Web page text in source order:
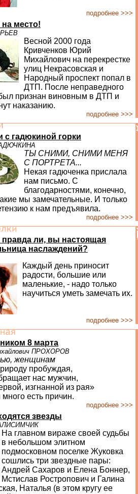
подробнее >>>
место!
Весной 2000 года
Кривченков Юрий
Михайлович на перекрестке
улиц Некрасовская и
Народный проспект попал в
ДТП. После неправедного
признан виновным в ДТП и
наказанию.
подробнее >>>
с гадюкиной горки
ТЫ СНИМИ, СНИМИ МЕНЯ
С ПОРТРЕТА...
Некая гадюченка прислала
нам письмо. С
благодарностями, конечно,
мы замечательные. И только
к нам предъявила.
подробнее >>>
правда ли, вы настоящая
наслаждений?
Каждый день приносит
радости, большие или
маленькие, - надо только
научиться уметь замечать их.
подробнее >>>
8 марта
ПРОХОРОВ
женщинам
пробуждая,
нас мужчин,
изгнанной из рая»
есть причин.
подробнее >>>
звезды
На главном вираже своей судьбы
в небольшом элитном
подмосковном поселке Жуковка
сошлись три звездные пары:
Андрей Сахаров и Елена Боннер,
Мстислав Ростропович и Галина
Наталья (в этом кругу ее